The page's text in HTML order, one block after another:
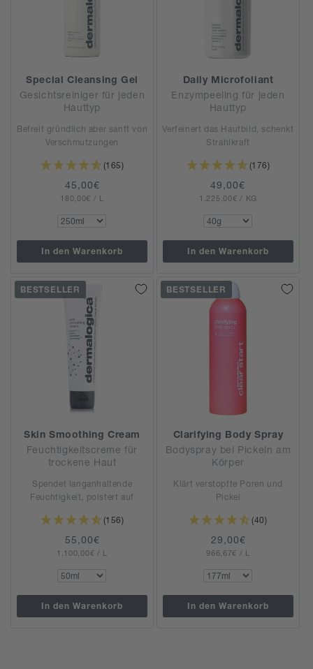
Special Cleansing Gel
Gesichtsreiniger für jeden
Hauttyp
Befreit gründlich aber sanft von
Verschmutzungen
(165)
Normaler
Preis
45,00€
GRUNDPREIS
180,00€ / PRO
L
In den Warenkorb
Daily Microfoliant
Enzympeeling für jeden
Hauttyp
Verfeinert das Hautbild, schenkt
Strahlkraft
(176)
Normaler
Preis
49,00€
GRUNDPREIS
1.225,00€ / PRO
KG
In den Warenkorb
BESTSELLER
Skin Smoothing Cream
Feuchtigkeitscreme für
trockene Haut
Spendet langanhaltende
Feuchtigkeit, polstert auf
(156)
Normaler
Preis
55,00€
GRUNDPREIS
1.100,00€ / PRO
L
In den Warenkorb
BESTSELLER
Clarifying Body Spray
Bodyspray bei Pickeln am
Körper
Klärt verstopfte Poren und
Pickel
(40)
Normaler
Preis
29,00€
GRUNDPREIS
966,67€ / PRO
L
In den Warenkorb